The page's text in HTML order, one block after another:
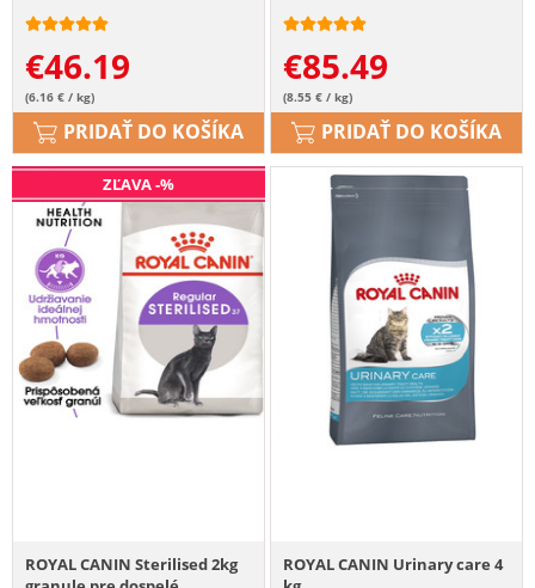
€46.19
(6.16 € / kg)
PRIDAŤ DO KOŠÍKA
€85.49
(8.55 € / kg)
PRIDAŤ DO KOŠÍKA
ROYAL CANIN Sterilised 2kg
ZĽAVA -%
ROYAL CANIN Urinary care 4